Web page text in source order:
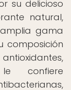
su delicioso
natural,
gama
composición
confiere